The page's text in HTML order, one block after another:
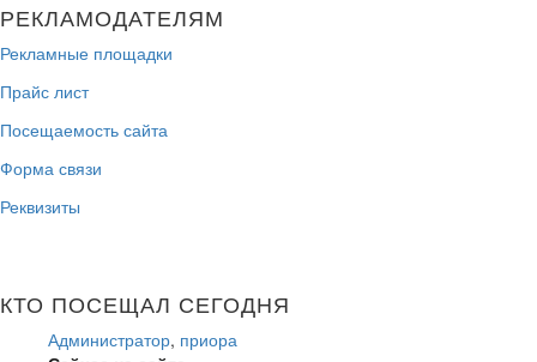
РЕКЛАМОДАТЕЛЯМ
Рекламные площадки
Прайс лист
Посещаемость сайта
Форма связи
Реквизиты
КТО ПОСЕЩАЛ СЕГОДНЯ
Администратор, приора